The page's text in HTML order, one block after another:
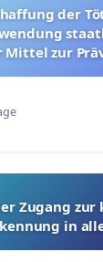
Mittel zur
Zugang zur
in